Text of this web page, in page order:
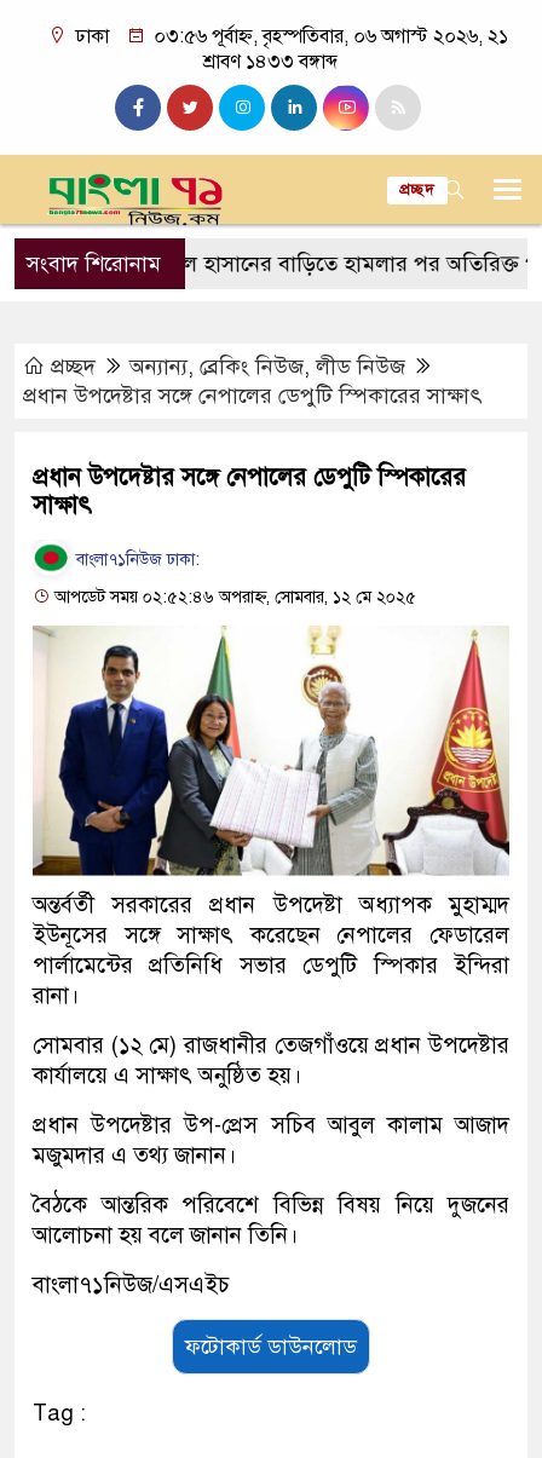
ঢাকা
০৩:৫৬ পূর্বাহ্ন, বৃহস্পতিবার, ০৬ অগাস্ট ২০২৬, ২১
শ্রাবণ ১৪৩৩ বঙ্গাব্দ
প্রচ্ছদ
সংবাদ শিরোনাম
সাকিব আল হাসানের বাড়িতে হামলার পর অতিরিক্ত পুলিশ
প্রচ্ছদ অন্যান্য, ব্রেকিং নিউজ,লীড নিউজ
প্রধান উপদেষ্টার সঙ্গে নেপালের ডেপুটি স্পিকারের সাক্ষাৎ
প্রধান উপদেষ্টার সঙ্গে নেপালের ডেপুটি স্পিকারের
সাক্ষাৎ
বাংলা৭১নিউজ ঢাকা:
আপডেট সময় ০২:৫২:৪৬ অপরাহ্ন, সোমবার, ১২ মে ২০২৫
অন্তর্বর্তী সরকারের প্রধান উপদেষ্টা অধ্যাপক মুহাম্মদ
ইউনূসের সঙ্গে সাক্ষাৎ করেছেন নেপালের ফেডারেল
পার্লামেন্টের প্রতিনিধি সভার ডেপুটি স্পিকার ইন্দিরা
রানা।
সোমবার (১২ মে) রাজধানীর তেজগাঁওয়ে প্রধান উপদেষ্টার
কার্যালয়ে এ সাক্ষাৎ অনুষ্ঠিত হয়।
প্রধান উপদেষ্টার উপ-প্রেস সচিব আবুল কালাম আজাদ
মজুমদার এ তথ্য জানান।
বৈঠকে আন্তরিক পরিবেশে বিভিন্ন বিষয় নিয়ে দুজনের
আলোচনা হয় বলে জানান তিনি।
বাংলা৭১নিউজ/এসএইচ
ফটোকার্ড ডাউনলোড
Tag :